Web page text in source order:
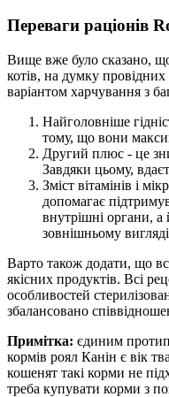
Переваги раціонів
Вище вже було сказано,
котів, на думку
варіантом харчування з
Найголовніше
тому, що вони
Другий плюс - це
Завдяки цьому,
Зміст вітамінів і
допомагає
внутрішні органи, а
зовнішньому
Варто також додати, що
якісних продуктів. Всі
особливостей
збалансовано
Примітка: єдиним
кормів роял Канін є вік
кошенят такі корми не
треба купувати корми з